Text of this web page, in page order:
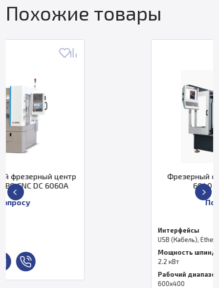
Похожие товары
Фрезерный станок с ЧПУ
6040 ВЗКМ (4 оси)
USB (Кабель), Ethernet (LAN), Wi-Fi
Мощность шпинделя